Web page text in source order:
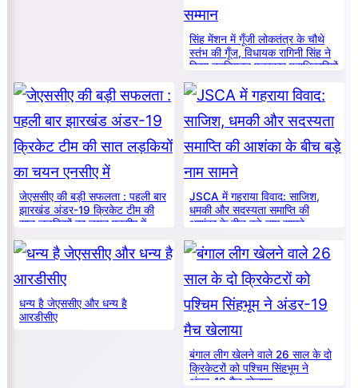
सिंह मेंशन में गूँजी लोकतंत्र के चौथे
स्तंभ की गूँज, विधायक रागिनी सिंह ने
किया नवनियुक्त पत्रकार पदाधिकारियों
का सम्मान
जेएससीए की बड़ी सफलता : पहली बार
झारखंड अंडर-19 क्रिकेट टीम की
सात लड़कियों का चयन एनसीए में
JSCA में गहराया विवाद: साजिश,
धमकी और सदस्यता समाप्ति की
आशंका के बीच बड़े नाम सामने
धन्य है जेएससीए और धन्य है
आरडीसीए
बंगाल लीग खेलने वाले 26 साल के दो
क्रिकेटरों को पश्चिम सिंहभूम ने
अंडर-19 मैच खेलाया